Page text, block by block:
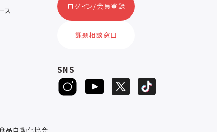
ス
品自動化協会
ログイン/会員登録
課題相談窓口
SNS